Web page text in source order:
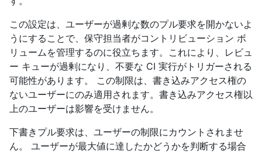
この設定は、ユーザーが過剰な数のプル要求を開かないよ
うにすることで、保守担当者がコントリビューション ボ
リュームを管理するのに役立ちます。これにより、レビュ
ー キューが過剰になり、不要な CI 実行がトリガーされる
可能性があります。 この制限は、書き込みアクセス権の
ないユーザーにのみ適用されます。書き込みアクセス権以
上のユーザーは影響を受けません。
下書きプル要求は、ユーザーの制限にカウントされませ
ん。 ユーザーが最大値に達したかどうかを判断する場合